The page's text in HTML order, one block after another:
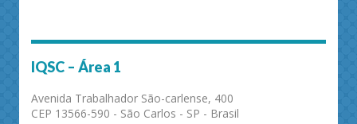
IQSC – Área 1
Avenida Trabalhador São-carlense, 400
CEP 13566-590 - São Carlos - SP - Brasil